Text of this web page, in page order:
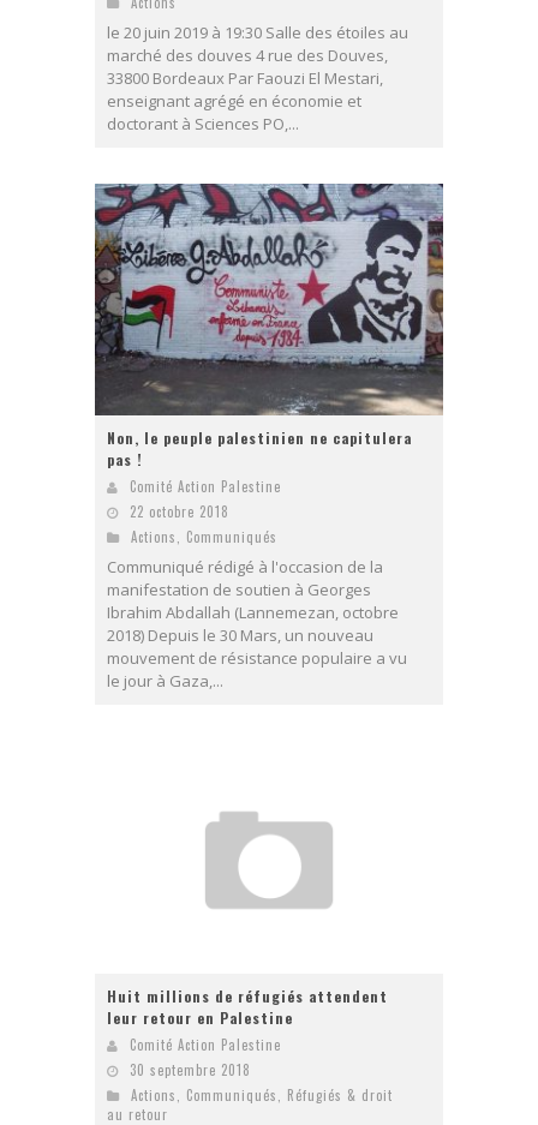
le 20 juin 2019 à 19:30 Salle des étoiles au
marché des douves 4 rue des Douves,
33800 Bordeaux Par Faouzi El Mestari,
enseignant agrégé en économie et
doctorant à Sciences PO,...
Non, le peuple palestinien ne capitulera
pas !
Comité Action Palestine
22 octobre 2018
Actions, Communiqués
Communiqué rédigé à l'occasion de la
manifestation de soutien à Georges
Ibrahim Abdallah (Lannemezan, octobre
2018) Depuis le 30 Mars, un nouveau
mouvement de résistance populaire a vu
le jour à Gaza,...
Huit millions de réfugiés attendent
leur retour en Palestine
Comité Action Palestine
30 septembre 2018
Actions
Communiqués
Réfugiés & droit
au retour